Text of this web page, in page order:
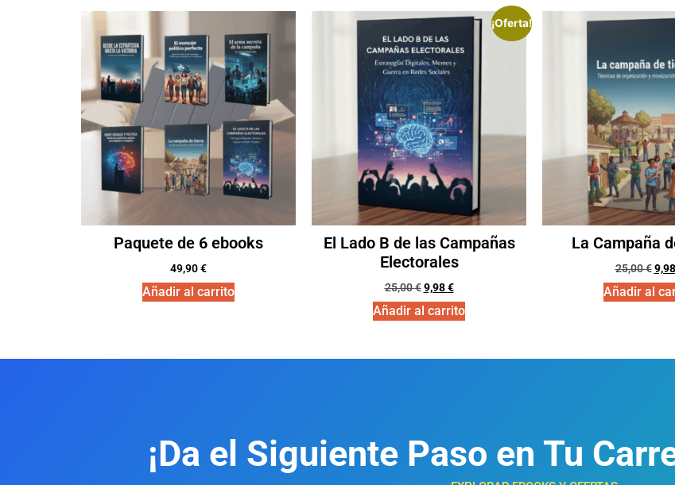
Paquete de 6 ebooks
49,90€
Añadir al carrito
¡Oferta!
El Lado B de las Campañas
Electorales
25,00€ 9,98€
Añadir al carrito
La Campaña
25,00€ 9,98
Añadir al
¡Da el Siguiente Paso en Tu